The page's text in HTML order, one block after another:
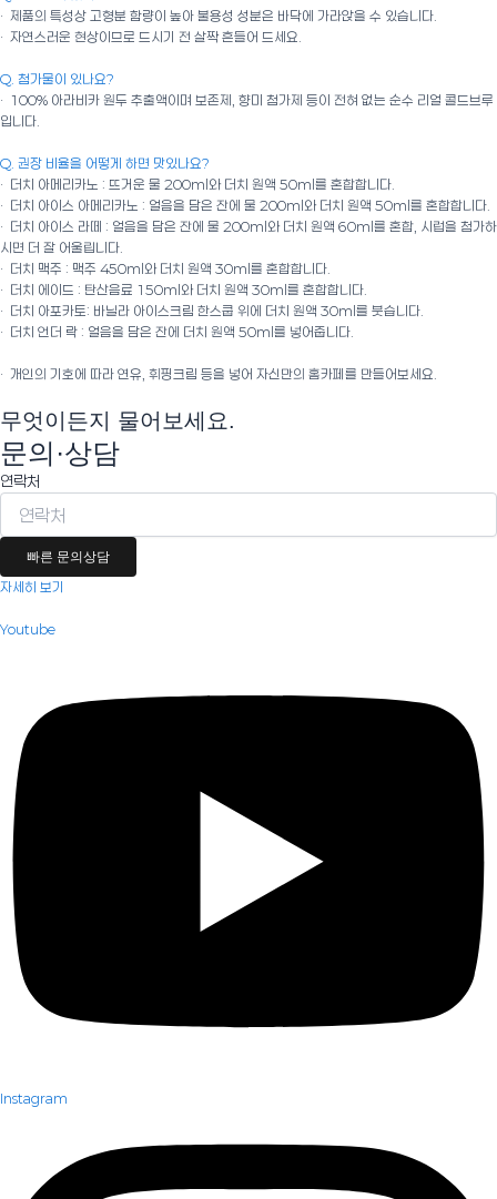
· 제품의 특성상 고형분 함량이 높아 불용성 성분은 바닥에 가라앉을 수 있습니다.
· 자연스러운 현상이므로 드시기 전 살짝 흔들어 드세요.
Q. 첨가물이 있나요?
· 100% 아라비카 원두 추출액이며 보존제, 향미 첨가제 등이 전혀 없는 순수 리얼 콜드브루
입니다.
Q. 권장 비율을 어떻게 하면 맛있나요?
· 더치 아메리카노 : 뜨거운 물 200ml와 더치 원액 50ml를 혼합합니다.
· 더치 아이스 아메리카노 : 얼음을 담은 잔에 물 200ml와 더치 원액 50ml를 혼합합니다.
· 더치 아이스 라떼 : 얼음을 담은 잔에 물 200ml와 더치 원액 60ml를 혼합, 시럽을 첨가하
시면 더 잘 어울립니다.
· 더치 맥주 : 맥주 450ml와 더치 원액 30ml를 혼합합니다.
· 더치 에이드 : 탄산음료 150ml와 더치 원액 30ml를 혼합합니다.
· 더치 아포카토: 바닐라 아이스크림 한스쿱 위에 더치 원액 30ml를 붓습니다.
· 더치 언더 락 : 얼음을 담은 잔에 더치 원액 50ml를 넣어줍니다.
· 개인의 기호에 따라 연유, 휘핑크림 등을 넣어 자신만의 홈카페를 만들어보세요.
무엇이든지 물어보세요.
문의·상담
연락처
빠른 문의상담
자세히 보기
Youtube
Instagram